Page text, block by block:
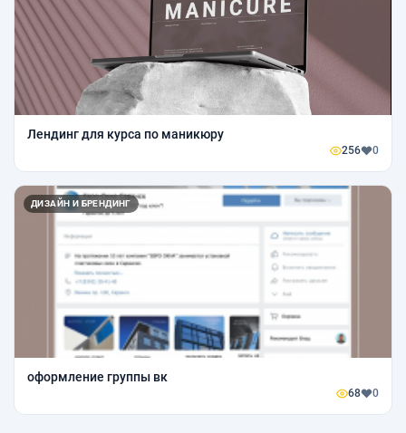
Лендинг для курса по маникюру
256 0
ДИЗАЙН И БРЕНДИНГ
оформление группы вк
68 0